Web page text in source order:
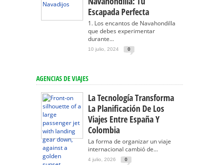
Escapada Perfecta
1. Los encantos de Navahondilla
que debes experimentar
durante...
10 julio, 2024 0
AGENCIAS DE VIAJES
La Tecnología Transforma
La Planificación De Los
Viajes Entre España Y
Colombia
La forma de organizar un viaje
internacional cambió de...
4 julio, 2026 0